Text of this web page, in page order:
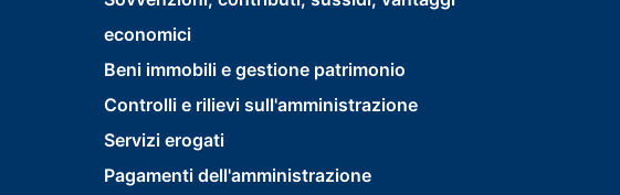
menu
second
economici
Beni immobili e gestione patrimonio
Controlli e rilievi sull'amministrazione
Servizi erogati
Pagamenti dell'amministrazione